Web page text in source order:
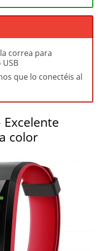
correa para
que lo conectéis al
Excelente
color